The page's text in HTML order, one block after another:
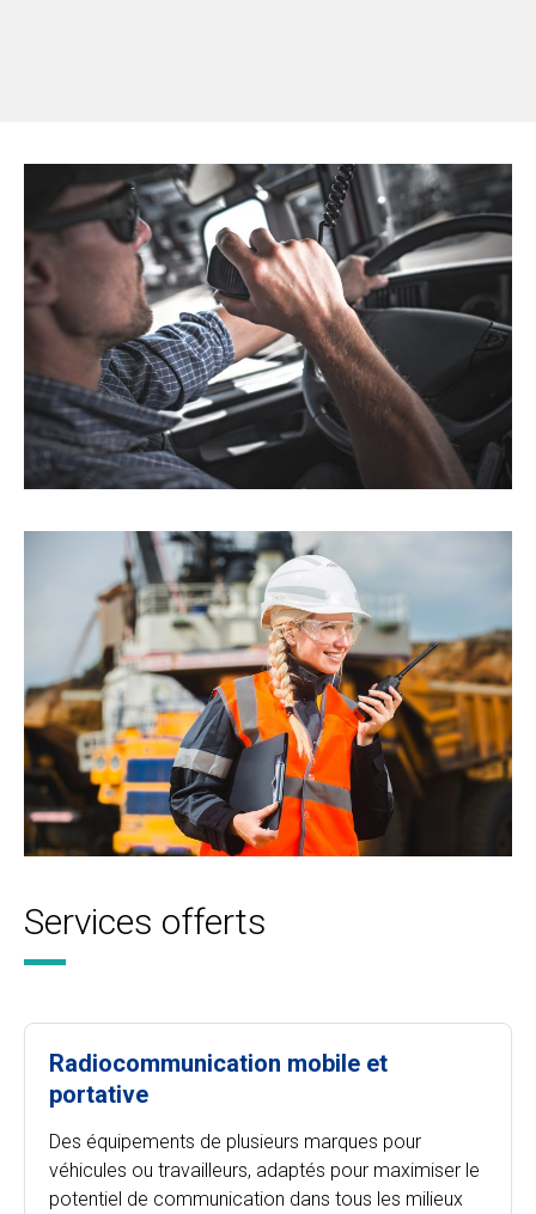
Services offerts
Radiocommunication mobile et
portative
Des équipements de plusieurs marques pour
véhicules ou travailleurs, adaptés pour maximiser le
potentiel de communication dans tous les milieux